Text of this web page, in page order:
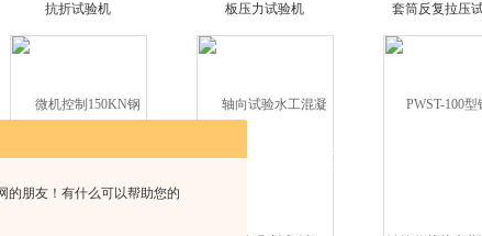
的朋友！有什么可以帮助您的
抗折试验机
板压力试验机
套筒反复拉压